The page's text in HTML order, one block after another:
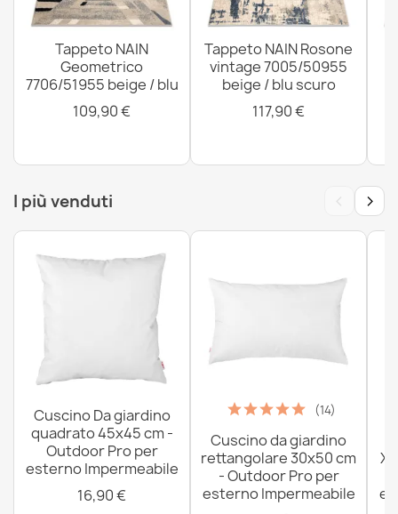
Tappeto SOHO 477.01.LA113 lana OSTA - Ornamento,
rosetta verde naturale / beige
Tappeto ABBY 486.24.LA100 lana OSTA - Ornamento,
cornice classico beige / blu
283,90 €
Tappeto NAIN
Geometrico
7706/51955 beige / blu
109,90 €
Tappeto NAIN Rosone
vintage 7005/50955
beige / blu scuro
117,90 €
I più venduti ‹ ›
Cuscino Da giardino
quadrato 45x45 cm -
Outdoor Pro per
esterno Impermeabile
16,90 €
(14)
Cuscino da giardino
rettangolare 30x50 cm
- Outdoor Pro per
esterno Impermeabile